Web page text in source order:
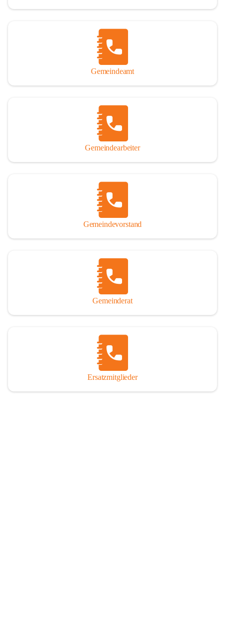
Jubiläumsjahr abschließen zu können. Daher mag um Nachsicht
Ausführlichkeit behandelt erscheinen, oder auch der eine oder
andere Fehler unterlief. Die Autoren haben nach ihren
individuellen Möglichkeiten mit bestem Wissen und Gewissen
Andreas Rohatsch wurde auf das System der Fußnoten verzichtet.
Wo eine genaue Quellenangabe sinnvoll und notwendig erschien,
sind die entsprechenden Quellenhinweise in den fließenden Text
eingearbeitet. Der leichteren Lesbarkeit halber ist auch von einer
streng gendergerechten Ausdrucksform Abstand genommen
So darf ich Sie zu einer interessanten, vergnüglichen und
manchmal auch nachdenklich machenden Zeitreise durch die
Jahrhunderte, ja Jahrtausende alte Geschichte von der Steinzeit
einladen.
Gemeindeamt
Gemeindearbeiter
Gemeindevorstand
Gemeinderat
Ersatzmitglieder